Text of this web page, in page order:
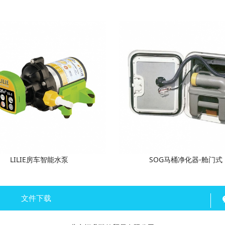
LILIE房车智能水泵 SOG马桶净化器-舱门式
文件下载